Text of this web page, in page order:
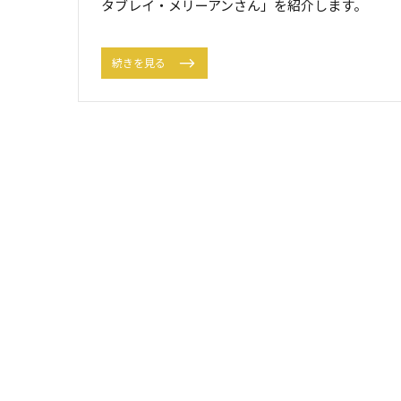
タブレイ・メリーアンさん」を紹介します。
続きを見る